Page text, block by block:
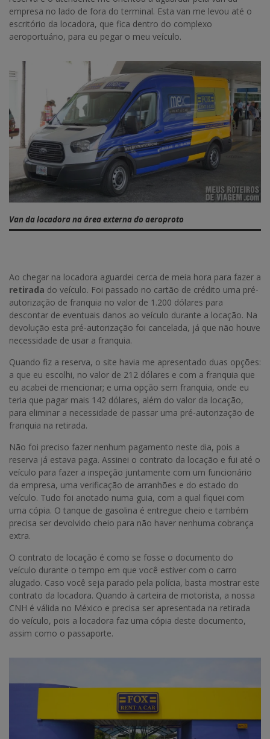
empresa no lado de fora do terminal. Esta van me levou até o
escritório da locadora, que fica dentro do complexo
aeroportuário, para eu pegar o meu veículo.
Van da locadora na área externa do aeroproto
Ao chegar na locadora aguardei cerca de meia hora para fazer a
retirada do veículo. Foi passado no cartão de crédito uma pré-
autorização de franquia no valor de 1.200 dólares para
descontar de eventuais danos ao veículo durante a locação. Na
devolução esta pré-autorização foi cancelada, já que não houve
necessidade de usar a franquia.
Quando fiz a reserva, o site havia me apresentado duas opções:
a que eu escolhi, no valor de 212 dólares e com a franquia que
eu acabei de mencionar; e uma opção sem franquia, onde eu
teria que pagar mais 142 dólares, além do valor da locação,
para eliminar a necessidade de passar uma pré-autorização de
franquia na retirada.
Não foi preciso fazer nenhum pagamento neste dia, pois a
reserva já estava paga. Assinei o contrato da locação e fui até o
veículo para fazer a inspeção juntamente com um funcionário
da empresa, uma verificação de arranhões e do estado do
veículo. Tudo foi anotado numa guia, com a qual fiquei com
uma cópia. O tanque de gasolina é entregue cheio e também
precisa ser devolvido cheio para não haver nenhuma cobrança
extra.
O contrato de locação é como se fosse o documento do
veículo durante o tempo em que você estiver com o carro
alugado. Caso você seja parado pela polícia, basta mostrar este
contrato da locadora. Quando à carteira de motorista, a nossa
CNH é válida no México e precisa ser apresentada na retirada
do veículo, pois a locadora faz uma cópia deste documento,
assim como o passaporte.